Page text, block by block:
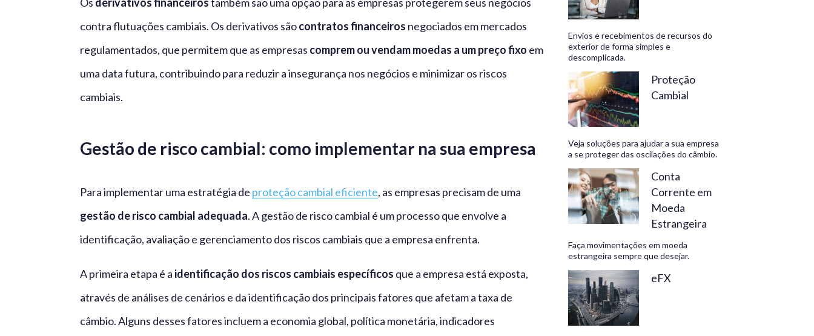
contra flutuações cambiais. Os derivativos sãocontratos financeiros negociados em mercados
regulamentados, que permitem que as empresas comprem ou vendam moedas a um preço fixo em
uma data futura, contribuindo para reduzir a insegurança nos negócios e minimizar os riscos
cambiais.
Gestão de risco cambial: como implementar na sua empresa
Para implementar uma estratégia de proteção cambial eficiente, as empresas precisam de uma
gestão de risco cambial adequada. A gestão de risco cambial é um processo que envolve a
identificação, avaliação e gerenciamento dos riscos cambiais que a empresa enfrenta.
A primeira etapa é a identificação dos riscos cambiais específicos que a empresa está exposta,
através de análises de cenários e da identificação dos principais fatores que afetam a taxa de
câmbio. Alguns desses fatores incluem a economia global, política monetária, indicadores
Envios e recebimentos de recursos do
exterior de forma simples e
descomplicada.
Proteção
Cambial
Veja soluções para ajudar a sua empresa
a se proteger das oscilações do câmbio.
Conta
Corrente em
Moeda
Estrangeira
Faça movimentações em moeda
estrangeira sempre que desejar.
eFX